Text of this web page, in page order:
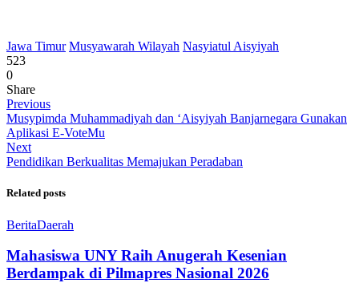
Jawa Timur Musyawarah Wilayah Nasyiatul Aisyiyah
523
0
Share
Previous
Musypimda Muhammadiyah dan ‘Aisyiyah Banjarnegara Gunakan
Aplikasi E-VoteMu
Next
Pendidikan Berkualitas Memajukan Peradaban
Related posts
BeritaDaerah
Mahasiswa UNY Raih Anugerah Kesenian
Berdampak di Pilmapres Nasional 2026